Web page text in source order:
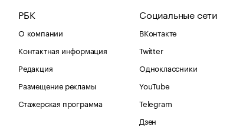
РБК
О компании
Контактная информация
Редакция
Размещение рекламы
Стажерская программа
Социальные сети
ВКонтакте
Twitter
Одноклассники
YouTube
Telegram
Дзен